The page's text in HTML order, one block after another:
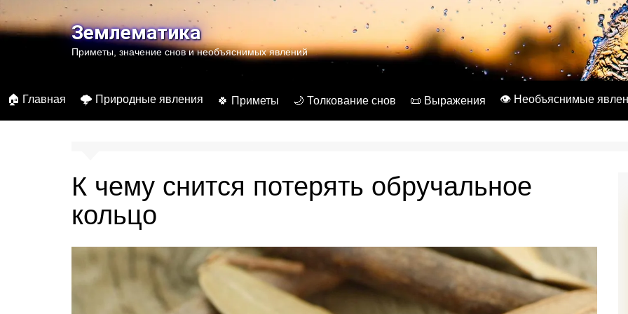
к
содержимомуЗемлематика
Приметы, значение снов и необъяснимых явлений
🏠 Главная 🌩️ Природные явления 🍀 Приметы 🌙 Толкование снов 📜 Выражения 👁️ Необъяснимые
К чему снится потерять обручальное
кольцо